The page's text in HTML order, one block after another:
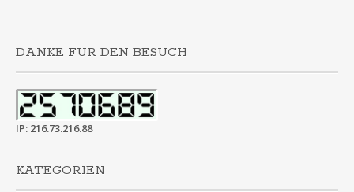
DANKE FÜR DEN BESUCH
IP: 216.73.216.88
KATEGORIEN